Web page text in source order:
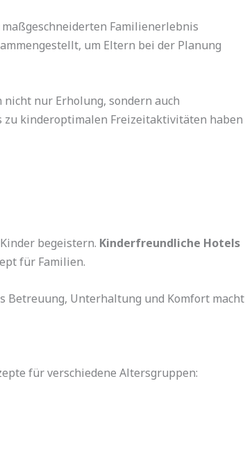
Familienerlebnis
um Eltern bei der Planung
nur Erholung, sondern auch
zu kinderoptimalen Freizeitaktivitäten haben
begeistern. Kinderfreundliche Hotels
für Familien.
Betreuung, Unterhaltung und Komfort macht
für verschiedene Altersgruppen: